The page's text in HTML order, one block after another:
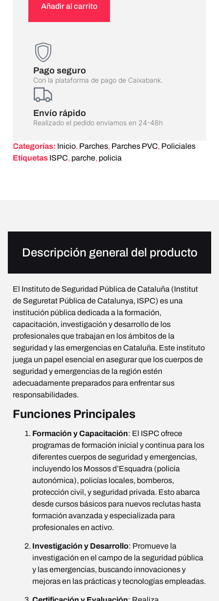
Añadir al carrito
Pago seguro
Con la plataforma de pago de Caixabank.
Envío rápido
Realizado el pedido enviamos en 24-48h
Categorías: Inicio, Parches, Parches PVC, Policiales
Etiquetas ISPC, parche, policia
Descripción general del producto
El Instituto de Seguridad Pública de Cataluña (Institut
de Seguretat Pública de Catalunya, ISPC) es una
institución pública dedicada a la formación,
capacitación, investigación y desarrollo de los
profesionales que trabajan en los ámbitos de la
seguridad y las emergencias en Cataluña. Este instituto
juega un papel esencial en asegurar que los cuerpos de
seguridad y emergencias de la región estén
adecuadamente preparados para enfrentar sus
responsabilidades.
Funciones Principales
Formación y Capacitación: El ISPC ofrece
programas de formación inicial y continua para los
diferentes cuerpos de seguridad y emergencias,
incluyendo los Mossos d’Esquadra (policía
autonómica), policías locales, bomberos,
protección civil, y seguridad privada. Esto abarca
desde cursos básicos para nuevos reclutas hasta
formación avanzada y especializada para
profesionales en activo.
Investigación y Desarrollo: Promueve la
investigación en el campo de la seguridad pública
y las emergencias, buscando innovaciones y
mejoras en las prácticas y tecnologías empleadas.